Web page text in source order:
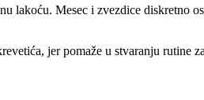
lakoću. Mesec i zvezdice diskretno
jer pomaže u stvaranju rutine